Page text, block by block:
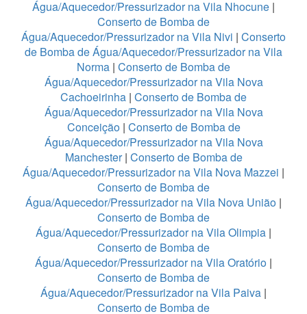
Água/Aquecedor/Pressurizador na Vila Nhocune |
Conserto de Bomba de
Água/Aquecedor/Pressurizador na Vila Nivi | Conserto
de Bomba de Água/Aquecedor/Pressurizador na Vila
Norma | Conserto de Bomba de
Água/Aquecedor/Pressurizador na Vila Nova
Cachoeirinha | Conserto de Bomba de
Água/Aquecedor/Pressurizador na Vila Nova
Conceição| Conserto de Bomba de
Água/Aquecedor/Pressurizador na Vila Nova
Manchester| Conserto de Bomba de
Água/Aquecedor/Pressurizador na Vila Nova Mazzei |
Conserto de Bomba de
Água/Aquecedor/Pressurizador na Vila Nova União |
Conserto de Bomba de
Água/Aquecedor/Pressurizador na Vila Olimpia |
Conserto de Bomba de
Água/Aquecedor/Pressurizador na Vila Oratório |
Conserto de Bomba de
Água/Aquecedor/Pressurizador na Vila Paiva |
Conserto de Bomba de